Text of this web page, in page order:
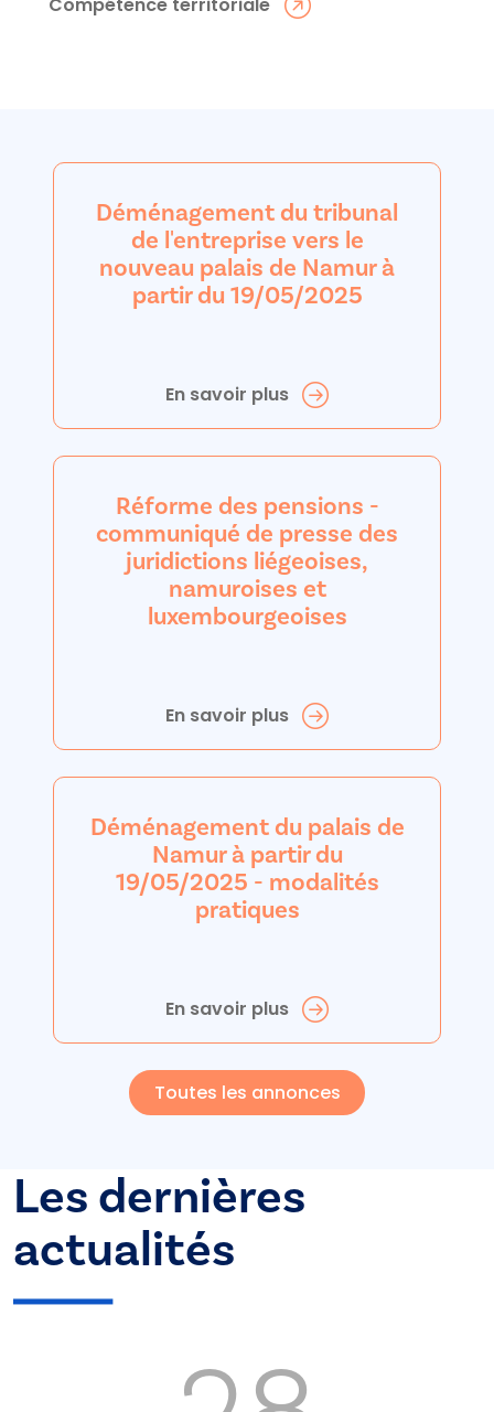
Déménagement du tribunal
de l'entreprise vers le
nouveau palais de Namur à
partir du 19/05/2025
En savoir plus
Réforme des pensions -
communiqué de presse des
juridictions liégeoises,
namuroises et
luxembourgeoises
En savoir plus
Déménagement du palais de
Namur à partir du
19/05/2025 - modalités
pratiques
En savoir plus
Toutes les annonces
Les dernières
actualités